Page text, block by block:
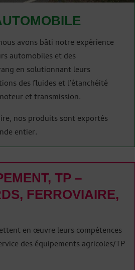
avons bâti notre expérience
automobiles et des
en solutionnant leurs
des fluides et l’étanchéité
et transmission.
nos produits sont exportés
entier.
TP –
FERROVIAIRE,
en œuvre leurs compétences
des équipements agricoles/TP